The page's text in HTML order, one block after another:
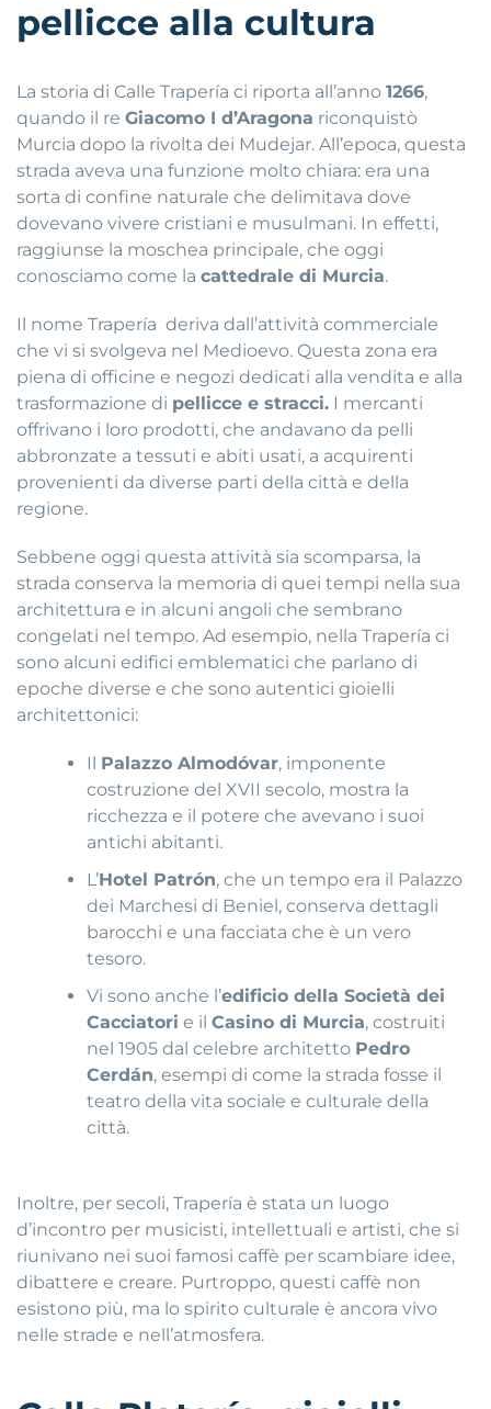
pellicce alla cultura
La storia di Calle Trapería ci riporta all’anno 1266,
quando il re Giacomo I d’Aragona riconquistò
Murcia dopo la rivolta dei Mudejar. All’epoca, questa
strada aveva una funzione molto chiara: era una
sorta di confine naturale che delimitava dove
dovevano vivere cristiani e musulmani. In effetti,
raggiunse la moschea principale, che oggi
conosciamo come la cattedrale di Murcia.
Il nome Trapería deriva dall’attività commerciale
che vi si svolgeva nel Medioevo. Questa zona era
piena di officine e negozi dedicati alla vendita e alla
trasformazione di pellicce e stracci. I mercanti
offrivano i loro prodotti, che andavano da pelli
abbronzate a tessuti e abiti usati, a acquirenti
provenienti da diverse parti della città e della
regione.
Sebbene oggi questa attività sia scomparsa, la
strada conserva la memoria di quei tempi nella sua
architettura e in alcuni angoli che sembrano
congelati nel tempo. Ad esempio, nella Trapería ci
sono alcuni edifici emblematici che parlano di
epoche diverse e che sono autentici gioielli
architettonici:
Il Palazzo Almodóvar, imponente
costruzione del XVII secolo, mostra la
ricchezza e il potere che avevano i suoi
antichi abitanti.
L’Hotel Patrón, che un tempo era il Palazzo
dei Marchesi di Beniel, conserva dettagli
barocchi e una facciata che è un vero
tesoro.
Vi sono anche l’edificio della Società dei
Cacciatori e ilCasino di Murcia, costruiti
nel 1905 dal celebre architetto Pedro
Cerdán, esempi di come la strada fosse il
teatro della vita sociale e culturale della
città.
Inoltre, per secoli, Trapería è stata un luogo
d’incontro per musicisti, intellettuali e artisti, che si
riunivano nei suoi famosi caffè per scambiare idee,
dibattere e creare. Purtroppo, questi caffè non
esistono più, ma lo spirito culturale è ancora vivo
nelle strade e nell’atmosfera.